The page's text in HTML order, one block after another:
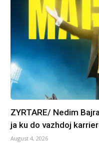
ZYRTARE/ Nedim
ja ku do vazhdoj
August 4, 2026